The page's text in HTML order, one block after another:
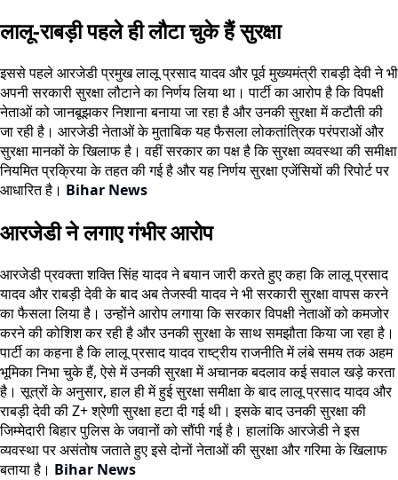
लालू-राबड़ी पहले ही लौटा चुके हैं सुरक्षा
इससे पहले आरजेडी प्रमुख लालू प्रसाद यादव और पूर्व मुख्यमंत्री राबड़ी देवी ने भी
अपनी सरकारी सुरक्षा लौटाने का निर्णय लिया था। पार्टी का आरोप है कि विपक्षी
नेताओं को जानबूझकर निशाना बनाया जा रहा है और उनकी सुरक्षा में कटौती की
जा रही है। आरजेडी नेताओं के मुताबिक यह फैसला लोकतांत्रिक परंपराओं और
सुरक्षा मानकों के खिलाफ है। वहीं सरकार का पक्ष है कि सुरक्षा व्यवस्था की समीक्षा
नियमित प्रक्रिया के तहत की गई है और यह निर्णय सुरक्षा एजेंसियों की रिपोर्ट पर
आधारित है। Bihar News
आरजेडी ने लगाए गंभीर आरोप
आरजेडी प्रवक्ता शक्ति सिंह यादव ने बयान जारी करते हुए कहा कि लालू प्रसाद
यादव और राबड़ी देवी के बाद अब तेजस्वी यादव ने भी सरकारी सुरक्षा वापस करने
का फैसला लिया है। उन्होंने आरोप लगाया कि सरकार विपक्षी नेताओं को कमजोर
करने की कोशिश कर रही है और उनकी सुरक्षा के साथ समझौता किया जा रहा है।
पार्टी का कहना है कि लालू प्रसाद यादव राष्ट्रीय राजनीति में लंबे समय तक अहम
भूमिका निभा चुके हैं, ऐसे में उनकी सुरक्षा में अचानक बदलाव कई सवाल खड़े करता
है। सूत्रों के अनुसार, हाल ही में हुई सुरक्षा समीक्षा के बाद लालू प्रसाद यादव और
राबड़ी देवी की Z+ श्रेणी सुरक्षा हटा दी गई थी। इसके बाद उनकी सुरक्षा की
जिम्मेदारी बिहार पुलिस के जवानों को सौंपी गई है। हालांकि आरजेडी ने इस
व्यवस्था पर असंतोष जताते हुए इसे दोनों नेताओं की सुरक्षा और गरिमा के खिलाफ
बताया है। Bihar News